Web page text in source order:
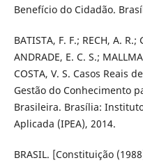
Benefício do Cidadão.
BATISTA, F. F.; RECH, A.
ANDRADE, E. C. S.;
COSTA, V. S. Casos Reais
Gestão do Conhecimento
Brasileira. Brasília:
Aplicada (IPEA), 2014.
BRASIL. [Constituição